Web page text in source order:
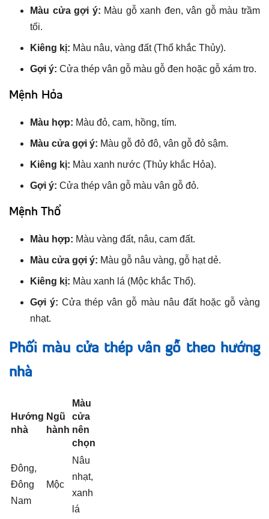
Màu cửa gợi ý: Màu gỗ xanh đen, vân gỗ màu trầm
tối.
Kiêng kị: Màu nâu, vàng đất (Thổ khắc Thủy).
Gợi ý: Cửa thép vân gỗ màu gỗ đen hoặc gỗ xám tro.
Mệnh Hỏa
Màu hợp: Màu đỏ, cam, hồng, tím.
Màu cửa gợi ý: Màu gỗ đỏ đô, vân gỗ đỏ sậm.
Kiêng kị: Màu xanh nước (Thủy khắc Hỏa).
Gợi ý: Cửa thép vân gỗ màu vân gỗ đỏ.
Mệnh Thổ
Màu hợp: Màu vàng đất, nâu, cam đất.
Màu cửa gợi ý: Màu gỗ nâu vàng, gỗ hạt dẻ.
Kiêng kị: Màu xanh lá (Mộc khắc Thổ).
Gợi ý: Cửa thép vân gỗ màu nâu đất hoặc gỗ vàng
nhạt.
Phối màu cửa thép vân gỗ theo hướng
nhà
Hướng
nhà
Ngũ
hành
Màu
cửa
nên
chọn
Đông,
Đông
Nam
Mộc
Nâu
nhạt,
xanh
lá